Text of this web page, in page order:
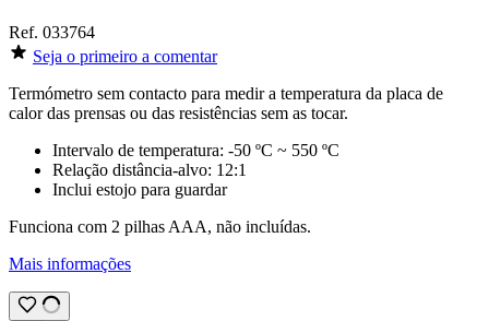
Ref. 033764
Seja o primeiro a comentar
Termómetro sem contacto para medir a temperatura da placa de
calor das prensas ou das resistências sem as tocar.
Intervalo de temperatura: -50 ºC ~ 550 ºC
Relação distância-alvo: 12:1
Inclui estojo para guardar
Funciona com 2 pilhas AAA, não incluídas.
Mais informações